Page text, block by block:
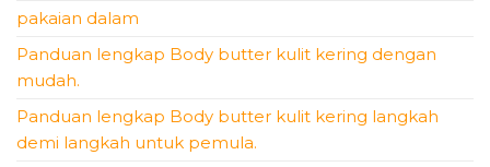
pakaian dalam
Panduan lengkap Body butter kulit kering dengan
mudah.
Panduan lengkap Body butter kulit kering langkah
demi langkah untuk pemula.